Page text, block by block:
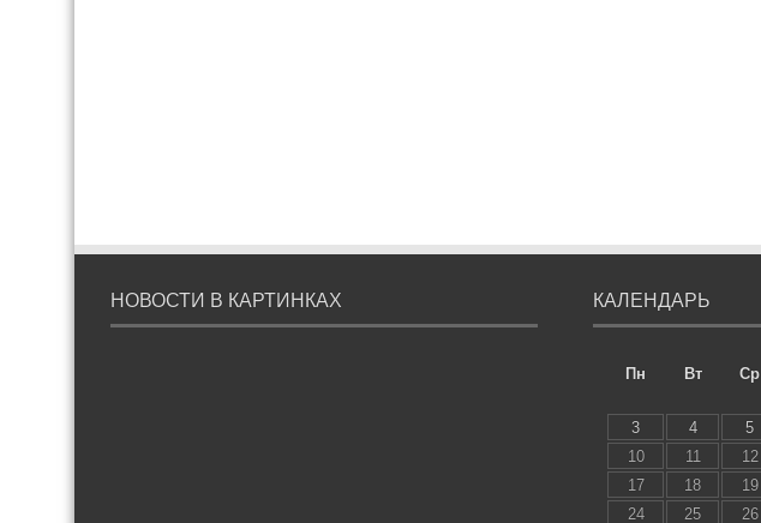
НОВОСТИ В КАРТИНКАХ КАЛЕНДАРЬ
Пн
Вт Ср
3
4 5
10
11 12
17
18 19
24
25 26